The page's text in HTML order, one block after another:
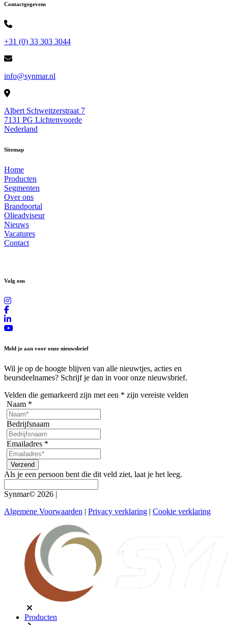
Contactgegevens
+31 (0) 33 303 3044
info@synmar.nl
Albert Schweitzerstraat 7
7131 PG Lichtenvoorde
Nederland
Sitemap
Home
Producten
Segmenten
Over ons
Brandportal
Olieadviseur
Nieuws
Vacatures
Contact
Volg ons
Meld je aan voor onze nieuwsbrief
Wil je op de hoogte blijven van alle nieuwtjes, acties en
beursdeelnames? Schrijf je dan in voor onze nieuwsbrief.
Velden die gemarkeerd zijn met een * zijn vereiste velden
Naam *
Bedrijfsnaam
Emailadres *
Als je een persoon bent die dit veld ziet, laat je het leeg.
Synmar© 2026 |
Algemene Voorwaarden | Privacy verklaring | Cookie verklaring
Producten